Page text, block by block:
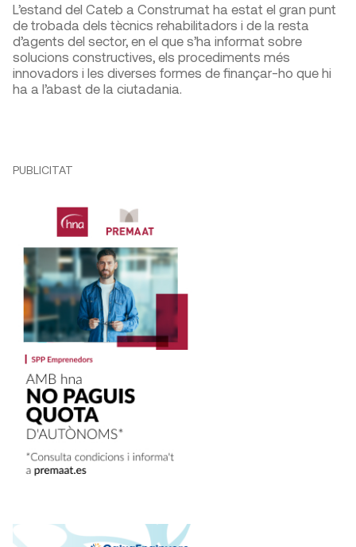
L’estand del Cateb a Construmat ha estat el gran punt
de trobada dels tècnics rehabilitadors i de la resta
d’agents del sector, en el que s’ha informat sobre
solucions constructives, els procediments més
innovadors i les diverses formes de finançar-ho que hi
ha a l’abast de la ciutadania.
PUBLICITAT